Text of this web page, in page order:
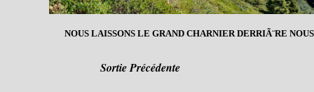
NOUS LAISSONS LE GRAND CHARNIER DERRIÃ¨RE NOUS
Sortie Précédente